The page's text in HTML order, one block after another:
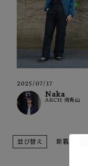
2025/07/17
Naka
ARCH 南青山
並び替え 新着順